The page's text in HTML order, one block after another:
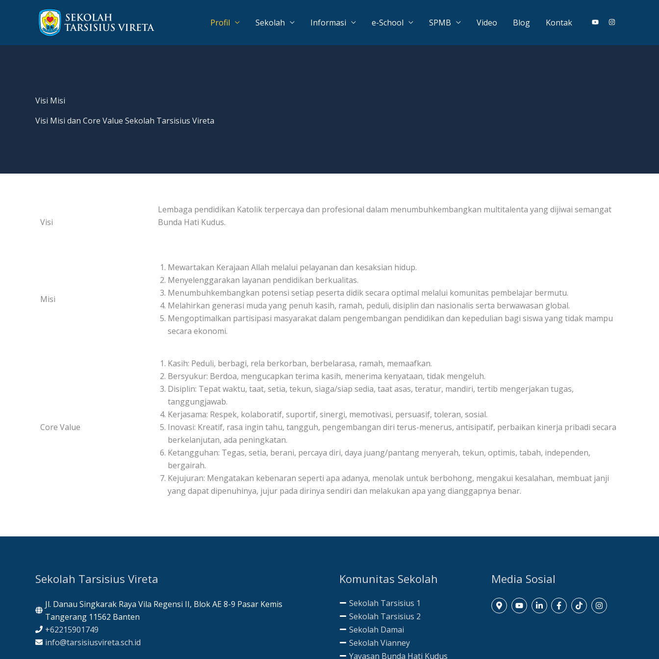
Profil Sekolah Informasi e-School SPMB Video Blog Kontak
Visi Misi
Visi Misi dan Core Value Sekolah Tarsisius Vireta
Visi
Lembaga pendidikan Katolik terpercaya dan profesional dalam menumbuhkembangkan multitalenta yang dijiwai semangat
Bunda Hati Kudus.
Misi
Mewartakan Kerajaan Allah melalui pelayanan dan kesaksian hidup.
Menyelenggarakan layanan pendidikan berkualitas.
Menumbuhkembangkan potensi setiap peserta didik secara optimal melalui komunitas pembelajar bermutu.
Melahirkan generasi muda yang penuh kasih, ramah, peduli, disiplin dan nasionalis serta berwawasan global.
Mengoptimalkan partisipasi masyarakat dalam pengembangan pendidikan dan kepedulian bagi siswa yang tidak mampu
secara ekonomi.
Core Value
Kasih: Peduli, berbagi, rela berkorban, berbelarasa, ramah, memaafkan.
Bersyukur: Berdoa, mengucapkan terima kasih, menerima kenyataan, tidak mengeluh.
Disiplin: Tepat waktu, taat, setia, tekun, siaga/siap sedia, taat asas, teratur, mandiri, tertib mengerjakan tugas,
tanggungjawab.
Kerjasama: Respek, kolaboratif, suportif, sinergi, memotivasi, persuasif, toleran, sosial.
Inovasi: Kreatif, rasa ingin tahu, tangguh, pengembangan diri terus-menerus, antisipatif, perbaikan kinerja pribadi secara
berkelanjutan, ada peningkatan.
Ketangguhan: Tegas, setia, berani, percaya diri, daya juang/pantang menyerah, tekun, optimis, tabah, independen,
bergairah.
Kejujuran: Mengatakan kebenaran seperti apa adanya, menolak untuk berbohong, mengakui kesalahan, membuat janji
yang dapat dipenuhinya, jujur pada dirinya sendiri dan melakukan apa yang dianggapnya benar.
Sekolah Tarsisius Vireta
Jl. Danau Singkarak Raya Vila Regensi II, Blok AE 8-9 Pasar Kemis
Tangerang 11562 Banten
+62215901749
info@tarsisiusvireta.sch.id
Komunitas Sekolah
Sekolah Tarsisius 1
Sekolah Tarsisius 2
Sekolah Damai
Sekolah Vianney
Yayasan Bunda Hati Kudus
Media Sosial